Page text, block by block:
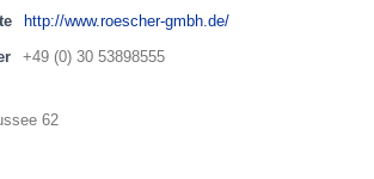
http://www.roescher-gmbh.de/
+49 (0) 30 53898555
62